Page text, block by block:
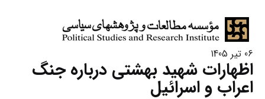
06 تیر 1405
اظهارات شهید بهشتی درباره جنگ
اعراب و اسرائیل